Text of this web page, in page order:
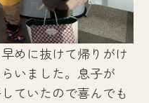
めに抜けて帰りがけ
いました。息子が
ていたので喜んでも